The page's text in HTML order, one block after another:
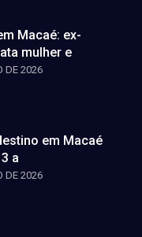
Macaé: ex-
mulher e
DE 2026
em Macaé
a
DE 2026